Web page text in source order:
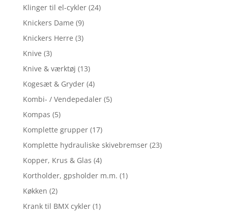
Klinger til el-cykler (24)
Knickers Dame (9)
Knickers Herre (3)
Knive (3)
Knive & værktøj (13)
Kogesæt & Gryder (4)
Kombi- / Vendepedaler (5)
Kompas (5)
Komplette grupper (17)
Komplette hydrauliske skivebremser (23)
Kopper, Krus & Glas (4)
Kortholder, gpsholder m.m. (1)
Køkken (2)
Krank til BMX cykler (1)